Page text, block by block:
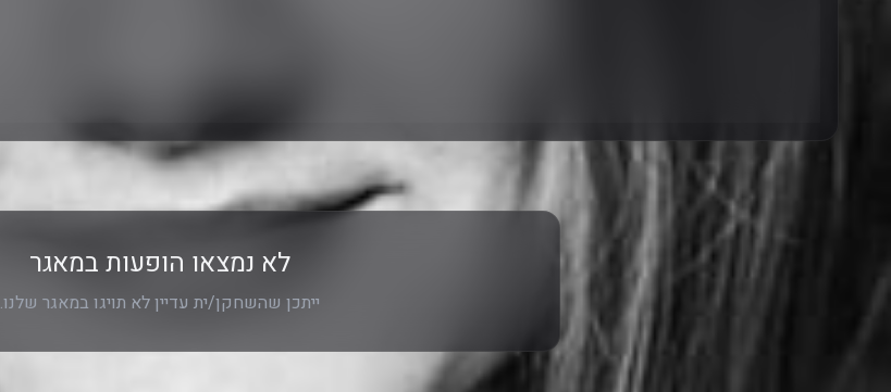
לא נמצאו הופעות במאגר
ייתכן שהשחקן/ית עדיין לא תויגו במאגר שלנו.